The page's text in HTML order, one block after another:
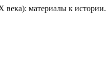
материалы к истории.